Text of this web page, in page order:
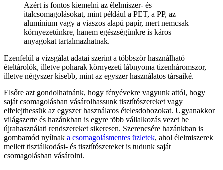
Azért is fontos kiemelni az élelmiszer- és
italcsomagolásokat, mint például a PET, a PP, az
alumínium vagy a viaszos alapú papír, mert nemcsak
környezetünkre, hanem egészségünkre is káros
anyagokat tartalmazhatnak.
Ezenfelül a vizsgálat adatai szerint a többször használható
ételtárolók, illetve poharak környezeti lábnyoma tizenháromszor,
illetve négyszer kisebb, mint az egyszer használatos társaiké.
Elsőre azt gondolhatnánk, hogy fényévekre vagyunk attól, hogy
saját csomagolásban vásárolhassunk tisztítószereket vagy
elfelejthessük az egyszer használatos ételesdobozokat. Ugyanakkor
világszerte és hazánkban is egyre több vállalkozás vezet be
újrahasználati rendszereket sikeresen. Szerencsére hazánkban is
gombamód nyílnak a csomagolásmentes üzletek, ahol élelmiszerek
mellett tisztálkodási- és tisztítószereket is tudunk saját
csomagolásban vásárolni.